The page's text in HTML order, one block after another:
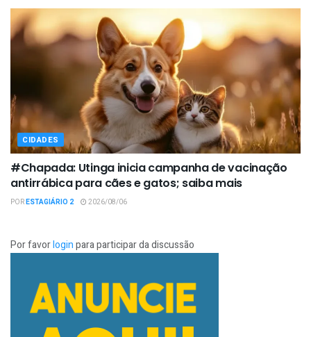
CIDADES
#Chapada: Utinga inicia campanha de vacinação
antirrábica para cães e gatos; saiba mais
PORESTAGIÁRIO 2 2026/08/06
Por favorloginpara participar da discussão